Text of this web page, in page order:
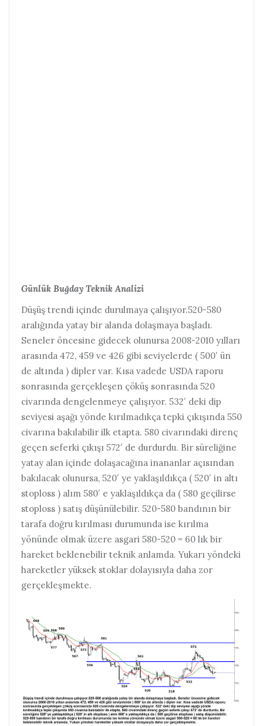
Günlük Buğday Teknik Analizi
Düşüş trendi içinde durulmaya çalışıyor.520-580
aralığında yatay bir alanda dolaşmaya başladı.
Seneler öncesine gidecek olunursa 2008-2010 yılları
arasında 472, 459 ve 426 gibi seviyelerde ( 500′ ün
de altında ) dipler var. Kısa vadede USDA raporu
sonrasında gerçekleşen çöküş sonrasında 520
civarında dengelenmeye çalışıyor. 532′ deki dip
seviyesi aşağı yönde kırılmadıkça tepki çıkışında 550
civarına bakılabilir ilk etapta. 580 civarındaki direnç
geçen seferki çıkışı 572′ de durdurdu. Bir süreliğine
yatay alan içinde dolaşacağına inananlar açısından
bakılacak olunursa, 520′ ye yaklaşıldıkça ( 520′ in altı
stoploss ) alım 580′ e yaklaşıldıkça da ( 580 geçilirse
stoploss ) satış düşünülebilir. 520-580 bandının bir
tarafa doğru kırılması durumunda ise kırılma
yönünde olmak üzere asgari 580-520 = 60 lık bir
hareket beklenebilir teknik anlamda. Yukarı yöndeki
hareketler yüksek stoklar dolayısıyla daha zor
gerçekleşmekte.